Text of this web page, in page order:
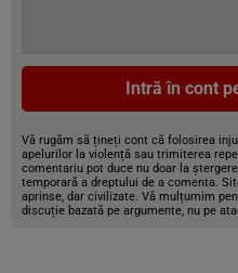
Intră în cont
Vă rugăm să țineți cont că folosirea
apelurilor la violență sau trimiterea
comentariu pot duce nu doar la
temporară a dreptului de a comenta.
aprinse, dar civilizate. Vă mulțumim
discuție bazată pe argumente, nu pe